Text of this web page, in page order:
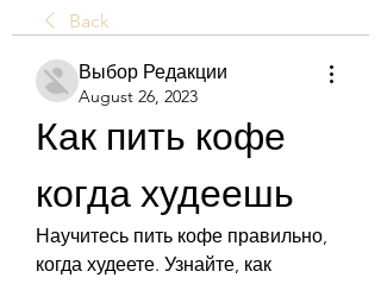
Back
Выбор Редакции
August 26, 2023
Как пить кофе
когда худеешь
Научитесь пить кофе правильно,
когда худеете. Узнайте, как